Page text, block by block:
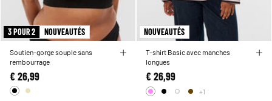
3 POUR 2 NOUVEAUTÉS
Soutien-gorge souple sans
rembourrage
€ 26,99
NOUVEAUTÉS
T-shirt Basic avec manches
longues
€ 26,99
+1